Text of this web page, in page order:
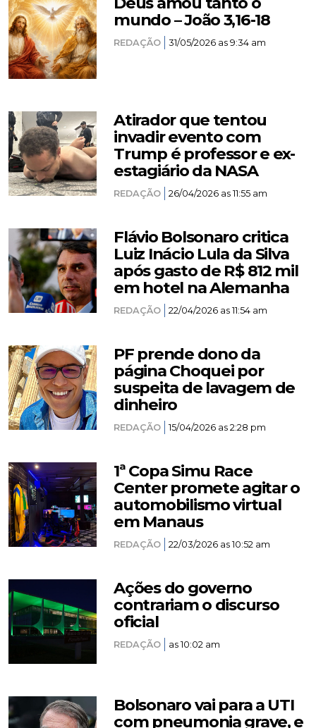
mundo – João 3,16-18
REDAÇÃO 31/05/2026 as 9:34 am
Atirador que tentou
invadir evento com
Trump é professor e ex-
estagiário da NASA
REDAÇÃO 26/04/2026 as 11:55 am
Flávio Bolsonaro critica
Luiz Inácio Lula da Silva
após gasto de R$ 812 mil
em hotel na Alemanha
REDAÇÃO 22/04/2026 as 11:54 am
PF prende dono da
página Choquei por
suspeita de lavagem de
dinheiro
REDAÇÃO 15/04/2026 as 2:28 pm
1ª Copa Simu Race
Center promete agitar o
automobilismo virtual
em Manaus
REDAÇÃO 22/03/2026 as 10:52 am
Ações do governo
contrariam o discurso
oficial
REDAÇÃO as 10:02 am
Bolsonaro vai para a UTI
com pneumonia grave, e